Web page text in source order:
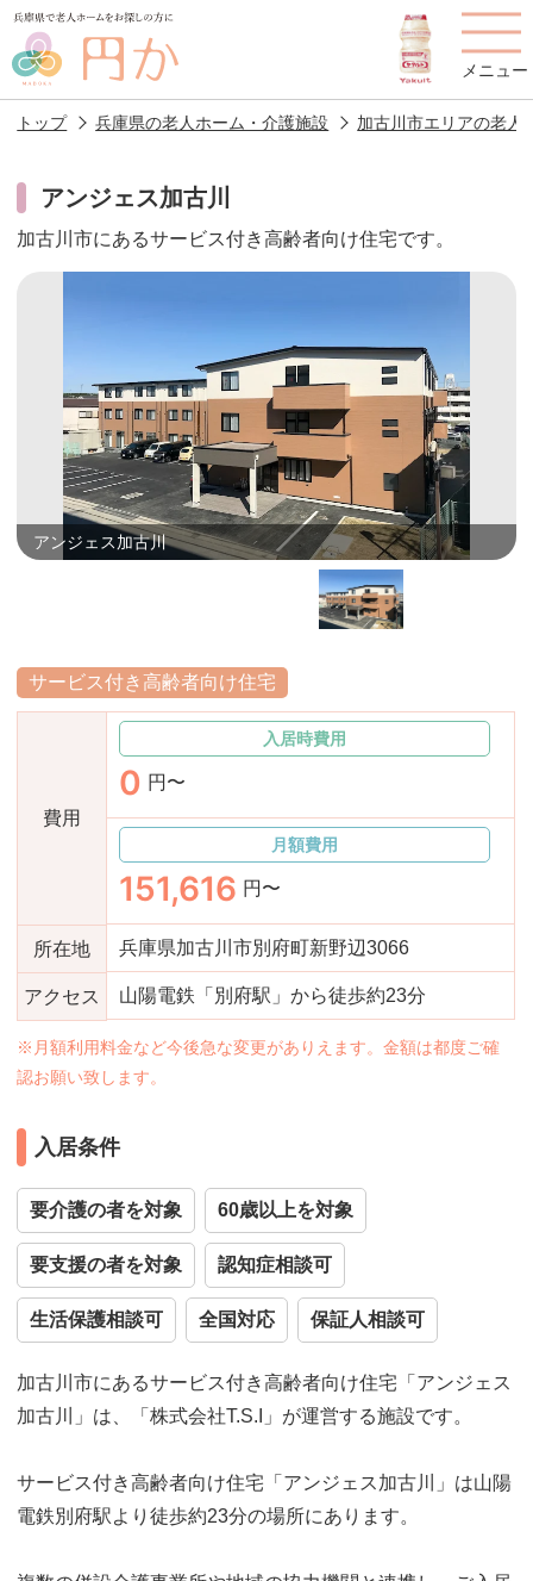
メニュー
老人ホームを
円かについて 費用について
施設をお探しの方へ
老人ホームの種類 よくあるご質問
スタッフ紹介 アクセス
相談者様の声 お役立ち情報
おすすめ施設特集 施設関係者の方へ
トップ 兵庫県の老人ホーム・介護施設 加古川市エリアの老人
アンジェス加古川
加古川市にあるサービス付き高齢者向け住宅です。
アンジェス加古川
サービス付き高齢者向け住宅
費用
入居時費用
0 円〜
月額費用
151,616 円〜
所在地 兵庫県加古川市別府町新野辺3066
アクセス 山陽電鉄「別府駅」から徒歩約23分
※月額利用料金など今後急な変更がありえます。金額は都度ご確
認お願い致します。
入居条件
要介護の者を対象 60歳以上を対象
要支援の者を対象 認知症相談可
生活保護相談可 全国対応 保証人相談可
加古川市にあるサービス付き高齢者向け住宅「アンジェス
加古川」は、「株式会社T.S.I」が運営する施設です。
サービス付き高齢者向け住宅「アンジェス加古川」は山陽
電鉄別府駅より徒歩約23分の場所にあります。